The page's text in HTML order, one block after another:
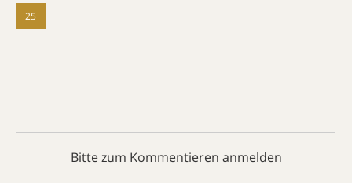
25
Bitte zum Kommentieren anmelden